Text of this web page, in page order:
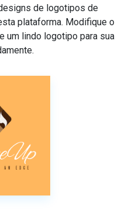
de logotipos de
plataforma. Modifique o
um lindo logotipo para sua